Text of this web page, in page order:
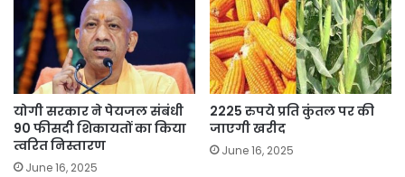
योगी सरकार ने पेयजल संबंधी
90 फीसदी शिकायतों का किया
त्वरित निस्तारण
June 16, 2025
2225 रुपये प्रति कुंतल पर की
जाएगी खरीद
June 16, 2025